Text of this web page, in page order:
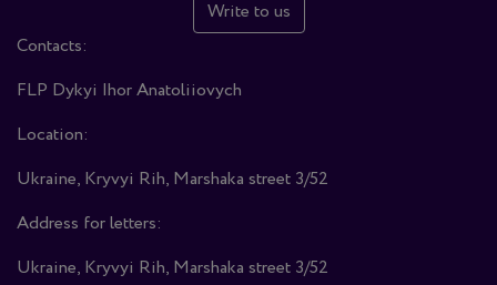
Write to us
Contacts:
FLP Dykyi Ihor Anatoliiovych
Location:
Ukraine, Kryvyi Rih, Marshaka street 3/52
Address for letters:
Ukraine, Kryvyi Rih, Marshaka street 3/52